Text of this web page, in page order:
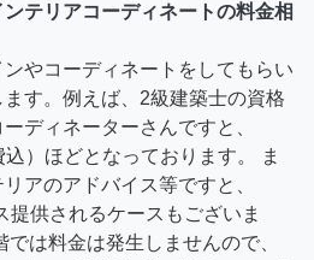
テリアコーディネートの料金相
やコーディネートをしてもらい
す。例えば、2級建築士の資格
ディネーターさんですと、
）ほどとなっております。 ま
アのアドバイス等ですと、
提供されるケースもございま
は料金は発生しませんので、